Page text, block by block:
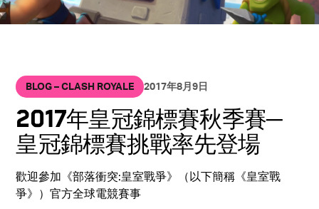
BLOG – CLASH ROYALE 2017年8月9日
2017年皇冠錦標賽秋季賽─
皇冠錦標賽挑戰率先登場
歡迎參加《部落衝突:皇室戰爭》（以下簡稱《皇室戰
爭》）官方全球電競賽事